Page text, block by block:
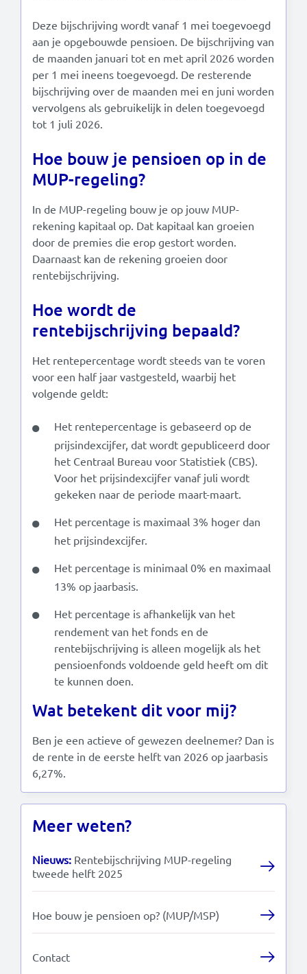
Deze bijschrijving wordt vanaf 1 mei toegevoegd
aan je opgebouwde pensioen. De bijschrijving van
de maanden januari tot en met april 2026 worden
per 1 mei ineens toegevoegd. De resterende
bijschrijving over de maanden mei en juni worden
vervolgens als gebruikelijk in delen toegevoegd
tot 1 juli 2026.
Hoe bouw je pensioen op in de
MUP-regeling?
In de MUP-regeling bouw je op jouw MUP-
rekening kapitaal op. Dat kapitaal kan groeien
door de premies die erop gestort worden.
Daarnaast kan de rekening groeien door
rentebijschrijving.
Hoe wordt de
rentebijschrijving bepaald?
Het rentepercentage wordt steeds van te voren
voor een half jaar vastgesteld, waarbij het
volgende geldt:
Het rentepercentage is gebaseerd op de
prijsindexcijfer, dat wordt gepubliceerd door
het Centraal Bureau voor Statistiek (CBS).
Voor het prijsindexcijfer vanaf juli wordt
gekeken naar de periode maart-maart.
Het percentage is maximaal 3% hoger dan
het prijsindexcijfer.
Het percentage is minimaal 0% en maximaal
13% op jaarbasis.
Het percentage is afhankelijk van het
rendement van het fonds en de
rentebijschrijving is alleen mogelijk als het
pensioenfonds voldoende geld heeft om dit
te kunnen doen.
Wat betekent dit voor mij?
Ben je een actieve of gewezen deelnemer? Dan is
de rente in de eerste helft van 2026 op jaarbasis
6,27%.
Meer weten?
Nieuws: Rentebijschrijving MUP-regeling
tweede helft 2025
Hoe bouw je pensioen op? (MUP/MSP)
Contact